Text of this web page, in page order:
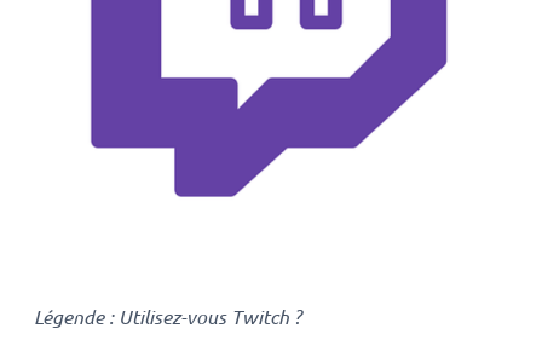
Légende : Utilisez-vous Twitch ?